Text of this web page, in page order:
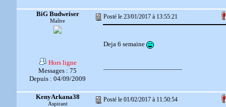
BiG Budweiser
Maître
Posté le 23/01/2017 à 13:55:21
Hors ligne
Messages : 75
Depuis : 04/09/2009
Deja 6 semaine
KenyArkana38
Aspirant
Posté le 01/02/2017 à 11:50:54